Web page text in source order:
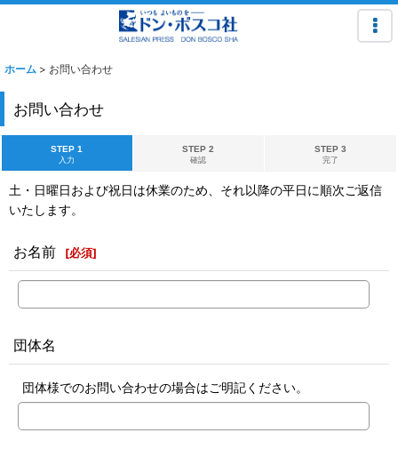
ホーム > お問い合わせ
お問い合わせ
STEP 1
入力
STEP 2
確認
STEP 3
完了
土・日曜日および祝日は休業のため、それ以降の平日に順次ご返信
いたします。
お名前 [必須]
団体名
団体様でのお問い合わせの場合はご明記ください。